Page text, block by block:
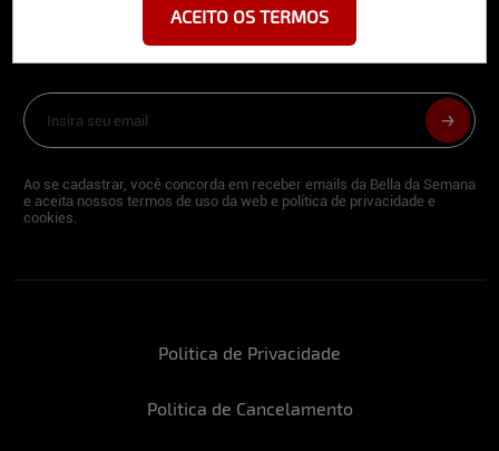
ACEITO OS TERMOS
Politica de Privacidade
Politica de Cancelamento
Cadastre-se e receba a mais
deliciosa newsletter da internet
Ao se cadastrar, você concorda em receber emails da Bella da Semana
e aceita nossos termos de uso da web e política de privacidade e
cookies.